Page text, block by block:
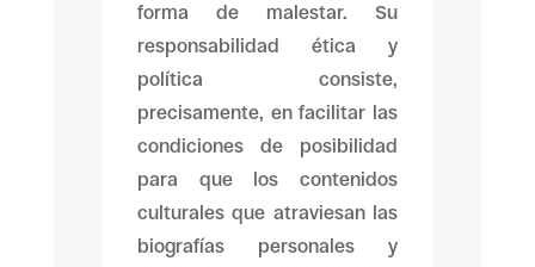
forma de malestar. Su
responsabilidad ética y
política consiste,
precisamente, en facilitar las
condiciones de posibilidad
para que los contenidos
culturales que atraviesan las
biografías personales y